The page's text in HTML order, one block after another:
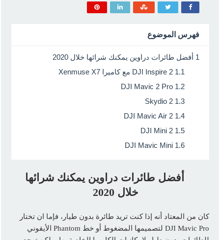
فهرس الموضوع
1 أفضل طائرات دراوين يمكنك شرائها خلال 2020
1.1 DJI Inspire 2 مع كاميرا Xenmuse X7
1.2
DJI Mavic 2 Pro
1.3
Skydio 2
1.4
DJI Mavic Air 2
1.5
DJI Mini 2
1.6
DJI Mavic Mini
أفضل طائرات دراوين يمكنك شرائها
خلال 2020
كان من المعتاد أنه إذا كنت تريد طائرة بدون طيار، فإما ان تختار
DJI Mavic Pro لتصميمها المضغوط أو خط Phantom الأيقوني